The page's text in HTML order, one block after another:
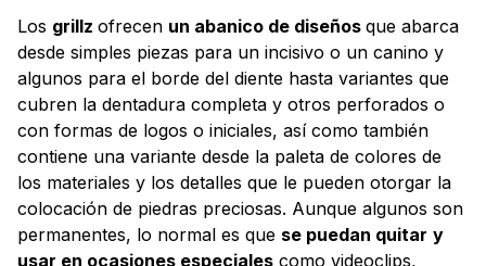
Los grillz ofrecen un abanico de diseños que abarca
desde simples piezas para un incisivo o un canino y
algunos para el borde del diente hasta variantes que
cubren la dentadura completa y otros perforados o
con formas de logos o iniciales, así como también
contiene una variante desde la paleta de colores de
los materiales y los detalles que le pueden otorgar la
colocación de piedras preciosas. Aunque algunos son
permanentes, lo normal es que se puedan quitar y
usar en ocasiones especiales como videoclips,